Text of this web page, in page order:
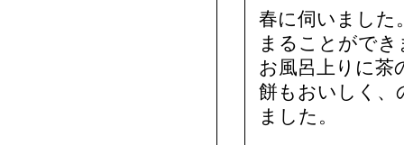
春に伺いました
まることができ
お風呂上りに茶
餅もおいしく、
ました。